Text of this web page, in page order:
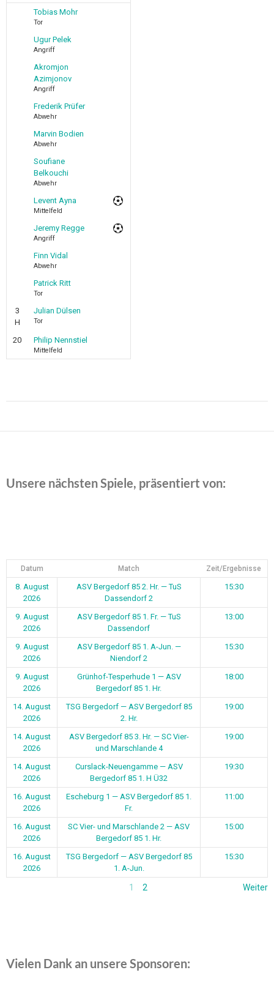
Tobias Mohr
Tor
Ugur Pelek
Angriff
Akromjon
Azimjonov
Angriff
Frederik Prüfer
Abwehr
Marvin Bodien
Abwehr
Soufiane
Belkouchi
Abwehr
Levent Ayna
Mittelfeld
Jeremy Regge
Angriff
Finn Vidal
Abwehr
Patrick Ritt
Tor
3
H
Julian Dülsen
Tor
20 Philip Nennstiel
Mittelfeld
Unsere nächsten Spiele, präsentiert von:
Datum Match Zeit/Ergebnisse
8. August
2026
ASV Bergedorf 85 2. Hr. — TuS
Dassendorf 2
15:30
9. August
2026
ASV Bergedorf 85 1. Fr. — TuS
Dassendorf
13:00
9. August
2026
ASV Bergedorf 85 1. A-Jun. —
Niendorf 2
15:30
9. August
2026
Grünhof-Tesperhude 1 — ASV
Bergedorf 85 1. Hr.
18:00
14. August
2026
TSG Bergedorf — ASV Bergedorf 85
2. Hr.
19:00
14. August
2026
ASV Bergedorf 85 3. Hr. — SC Vier-
und Marschlande 4
19:00
14. August
2026
Curslack-Neuengamme — ASV
Bergedorf 85 1. H Ü32
19:30
16. August
2026
Escheburg 1 — ASV Bergedorf 85 1.
Fr.
11:00
16. August
2026
SC Vier- und Marschlande 2 — ASV
Bergedorf 85 1. Hr.
15:00
16. August
2026
TSG Bergedorf — ASV Bergedorf 85
1. A-Jun.
15:30
1 2 Weiter
Vielen Dank an unsere Sponsoren: